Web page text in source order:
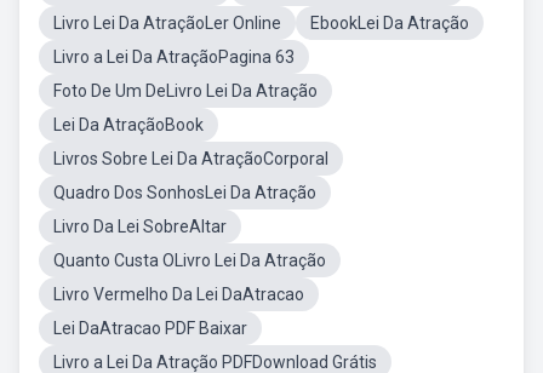
Livro Lei Da AtraçãoLer Online
EbookLei Da Atração
Livro a Lei Da AtraçãoPagina 63
Foto De Um DeLivro Lei Da Atração
Lei Da AtraçãoBook
Livros Sobre Lei Da AtraçãoCorporal
Quadro Dos SonhosLei Da Atração
Livro Da Lei SobreAltar
Quanto Custa OLivro Lei Da Atração
Livro Vermelho Da Lei DaAtracao
Lei DaAtracao PDF Baixar
Livro a Lei Da Atração PDFDownload Grátis